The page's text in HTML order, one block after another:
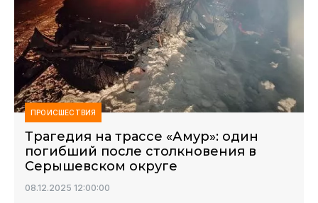
ПРОИСШЕСТВИЯ
Трагедия на трассе «Амур»: один
погибший после столкновения в
Серышевском округе
08.12.2025 12:00:00